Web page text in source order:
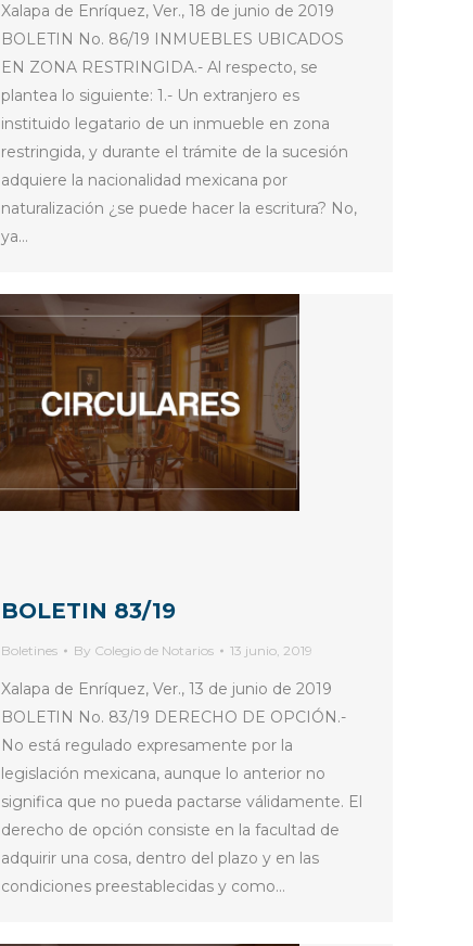
Xalapa de Enríquez, Ver., 18 de junio de 2019
BOLETIN No. 86/19 INMUEBLES UBICADOS
EN ZONA RESTRINGIDA.- Al respecto, se
plantea lo siguiente: 1.- Un extranjero es
instituido legatario de un inmueble en zona
restringida, y durante el trámite de la sucesión
adquiere la nacionalidad mexicana por
naturalización ¿se puede hacer la escritura? No,
ya…
BOLETIN 83/19
Boletines By Colegio de Notarios 13 junio, 2019
Xalapa de Enríquez, Ver., 13 de junio de 2019
BOLETIN No. 83/19 DERECHO DE OPCIÓN.-
No está regulado expresamente por la
legislación mexicana, aunque lo anterior no
significa que no pueda pactarse válidamente. El
derecho de opción consiste en la facultad de
adquirir una cosa, dentro del plazo y en las
condiciones preestablecidas y como…